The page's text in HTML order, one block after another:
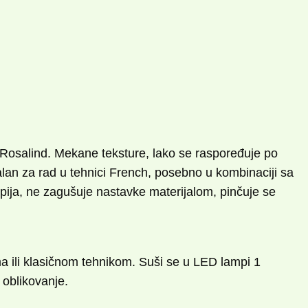
Mekane teksture, lako se raspoređuje po
za rad u tehnici French, posebno u kombinaciji sa
ne zagušuje nastavke materijalom, pinčuje se
ili klasičnom tehnikom. Suši se u LED lampi 1